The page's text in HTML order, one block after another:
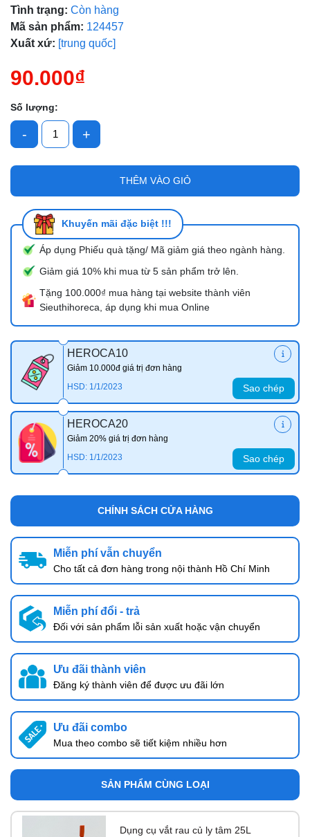
Tình trạng: Còn hàng
Mã sản phẩm: 124457
Xuất xứ: [trung quốc]
90.000₫
Số lượng:
- +
THÊM VÀO GIỎ
Khuyến mãi đặc biệt !!!
Áp dụng Phiếu quà tặng/ Mã giảm giá theo ngành hàng.
Giảm giá 10% khi mua từ 5 sản phẩm trở lên.
Tặng 100.000₫ mua hàng tại website thành viên
Sieuthihoreca, áp dụng khi mua Online
HEROCA10
Giảm 10.000đ giá trị đơn hàng
HSD: 1/1/2023
Sao chép
HEROCA20
Giảm 20% giá trị đơn hàng
HSD: 1/1/2023
Sao chép
CHÍNH SÁCH CỬA HÀNG
Miễn phí vẫn chuyển
Cho tất cả đơn hàng trong nội thành Hồ Chí Minh
Miễn phí đổi - trả
Đối với sản phẩm lỗi sản xuất hoặc vận chuyển
Ưu đãi thành viên
Đăng ký thành viên để được ưu đãi lớn
Ưu đãi combo
Mua theo combo sẽ tiết kiệm nhiều hơn
SẢN PHẨM CÙNG LOẠI
Dụng cụ vắt rau củ ly tâm 25L